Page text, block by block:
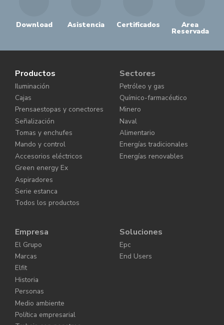
Download Asistencia Certificados Area
Reservada
Productos
Iluminación
Cajas
Prensaestopas y conectores
Señalización
Tomas y enchufes
Mando y control
Accesorios eléctricos
Green energy Ex
Aspiradores
Serie estanca
Todos los productos
Sectores
Petróleo y gas
Químico-farmacéutico
Minero
Naval
Alimentario
Energías tradicionales
Energías renovables
Empresa
El Grupo
Marcas
Elfit
Historia
Personas
Medio ambiente
Política empresarial
Soluciones
Epc
End Users